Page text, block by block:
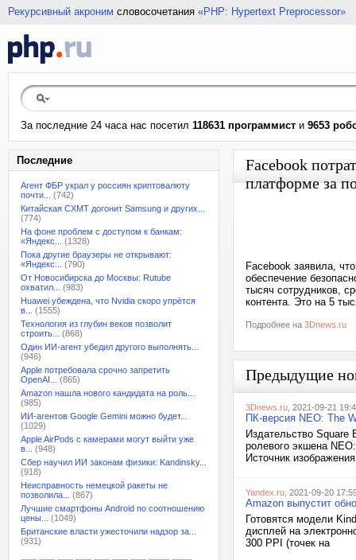
Рекурсивный акроним словосочетания «PHP: Hypertext Preprocessor»
За последние 24 часа нас посетил 118631 программист и 9653
Последние
Агент ФБР украл у россиян криптовалюту
почти...
(742)
Китайская CXMT догонит Samsung и других...
(774)
На фоне проблем с доступом к банкам:
«Яндекс...
(1328)
Пока другие браузеры не открывают:
«Яндекс...
(790)
От Новосибирска до Москвы: Rutube
охватил...
(983)
Huawei убеждена, что Nvidia скоро упрётся
в...
(1555)
Технология из глубин веков позволит
строить...
(868)
Один ИИ-агент убедил другого выполнять...
(946)
Apple потребовала срочно запретить
OpenAI...
(865)
Amazon нашла нового кандидата на роль...
(985)
ИИ-агентов Google Gemini можно будет...
(1029)
Apple AirPods с камерами могут выйти уже
в...
(948)
Сбер научил ИИ законам физики: Kandinsky...
(918)
Неисправность немецкой ракеты не
позволила...
(867)
Лучшие смартфоны Android по соотношению
цены...
(1049)
Британские власти ужесточили надзор за...
(931)
Facebook
платформе за
Facebook заявила,
обеспечение
тысяч сотрудников,
контента. Это на 5
Подробнее на 3Dnews.ru
Предыдущие
3Dnews.ru , 2021-09-21
ПК-версия NEO: The
Издательство Square
ролевого экшена
Источник
Yandex.ru , 2021-09-20
Amazon выпустит
Готовятся модели
дисплей на
300 PPI (точек на